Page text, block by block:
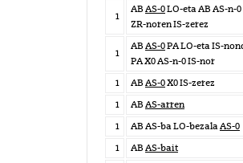
1
AB AS-0LO-eta AB AS-n-0
ZR-noren IS-zerez
1
AB AS-0PA LO-eta IS-
PA X0 AS-n-0 IS-nor
1
AB AS-0X0 IS-zerez
1
AB AS-arren
1
AB AS-ba LO-bezalaAS-0
1
AB AS-bait